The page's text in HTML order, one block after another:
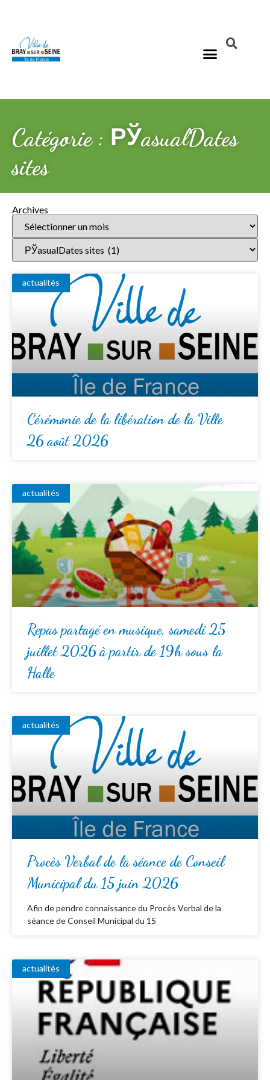
Catégorie : РЎasualDates
sites
Archives
actualités
Cérémonie de la libération de la Ville
26 août 2026
actualités
Repas partagé en musique, samedi 25
juillet 2026 à partir de 19h sous la
Halle
actualités
Procès Verbal de la séance de Conseil
Municipal du 15 juin 2026
Afin de pendre connaissance du Procès Verbal de la
séance de Conseil Municipal du 15
actualités